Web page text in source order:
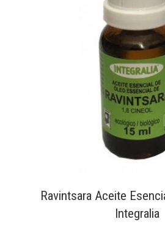
Ravintsara Aceite
Integralia